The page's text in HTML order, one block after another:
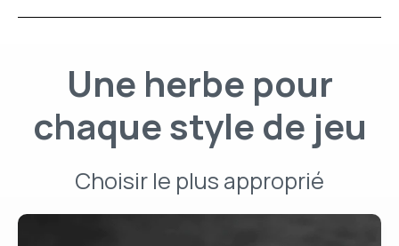
Une herbe pour
chaque style de jeu
Choisir le plus approprié